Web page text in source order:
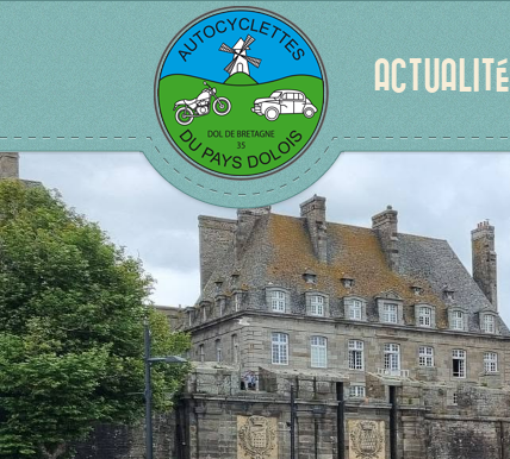
ACTUALITÉ